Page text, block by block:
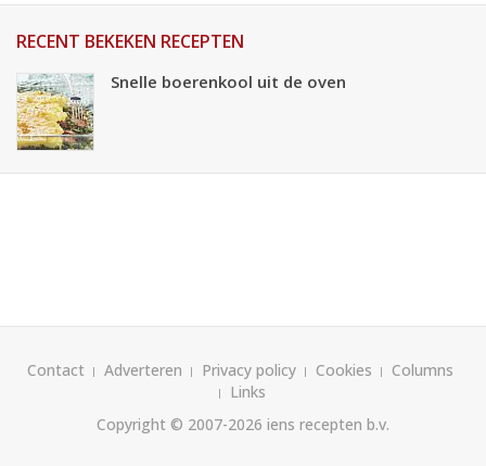
RECENT BEKEKEN RECEPTEN
Snelle boerenkool uit de oven
Contact Adverteren Privacy policy Cookies
Columns
Links
Copyright © 2007-2026 iens recepten b.v.